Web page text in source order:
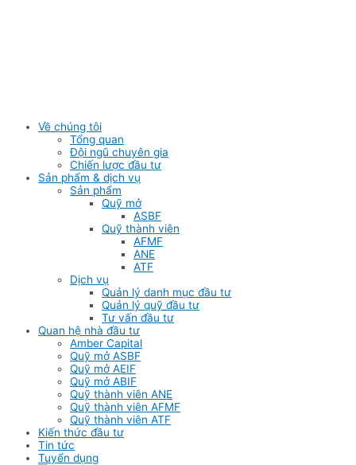
Về chúng tôi
Tổng quan
Đội ngũ chuyên gia
Chiến lược đầu tư
Sản phẩm & dịch vụ
Sản phẩm
Quỹ mở
ASBF
Quỹ thành viên
AFMF
ANE
ATF
Dịch vụ
Quản lý danh mục đầu tư
Quản lý quỹ đầu tư
Tư vấn đầu tư
Quan hệ nhà đầu tư
Amber Capital
Quỹ mở ASBF
Quỹ mở AEIF
Quỹ mở ABIF
Quỹ thành viên ANE
Quỹ thành viên AFMF
Quỹ thành viên ATF
Kiến thức đầu tư
Tin tức
Tuyển dụng